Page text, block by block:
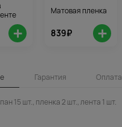
+
Матовая пленка
839₽ +
Гарантия Оплата
15 шт., пленка 2 шт., лента 1 шт.